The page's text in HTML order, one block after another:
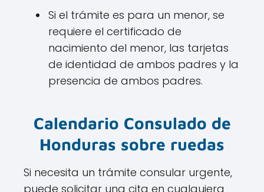
Si el trámite es para un menor, se
requiere el certificado de
nacimiento del menor, las tarjetas
de identidad de ambos padres y la
presencia de ambos padres.
Calendario Consulado de
Honduras sobre ruedas
Si necesita un trámite consular urgente,
puede solicitar una cita en cualquiera